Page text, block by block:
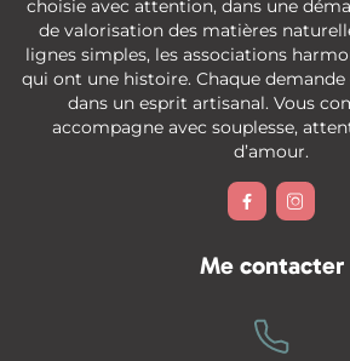
choisie avec attention, dans une
de valorisation des matières
lignes simples, les associations
qui ont une histoire. Chaque
dans un esprit artisanal. Vous
accompagne avec souplesse,
d’amour.
 
Me contacter